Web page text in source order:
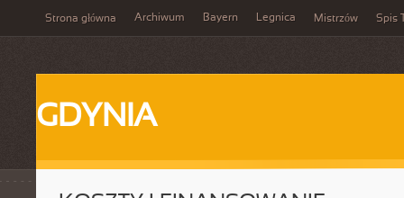
Strona główna Archiwum Bayern Legnica Mistrzów Spis
GDYNIA